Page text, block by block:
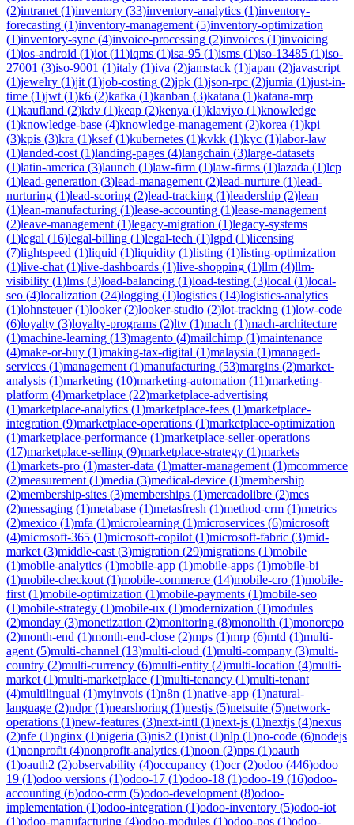
(2)intranet (1)inventory (33)inventory-analytics (1)inventory-
forecasting (1)inventory-management (5)inventory-optimization
(1)inventory-sync (4)invoice-processing (2)invoices (1)invoicing
(1)ios-android (1)iot (11)iqms (1)isa-95 (1)isms (1)iso-13485 (1)iso-
27001 (3)iso-9001 (1)italy (1)iva (2)jamstack (1)japan (2)javascript
(1)jewelry (1)jit (1)job-costing (2)jpk (1)json-rpc (2)jumia (1)just-in-
time (1)jwt (1)k6 (2)kafka (1)kanban (3)katana (1)katana-mrp
(1)kaufland (2)kdv (1)keap (2)kenya (1)klaviyo (1)knowledge
(1)knowledge-base (4)knowledge-management (2)korea (1)kpi
(3)kpis (3)kra (1)ksef(1)kubernetes (1)kvkk (1)kyc (1)labor-law
(1)landed-cost (1)landing-pages (4)langchain (3)large-datasets
(1)latin-america (3)launch (1)law-firm (1)law-firms (1)lazada (1)lcp
(1)lead-generation (3)lead-management (2)lead-nurture (1)lead-
nurturing (1)lead-scoring (2)lead-tracking (1)leadership (2)lean
(1)lean-manufacturing (1)lease-accounting (1)lease-management
(2)leave-management (1)legacy-migration (1)legacy-systems
(1)legal (16)legal-billing (1)legal-tech (1)lgpd (1)licensing
(7)lightspeed (1)liquid (1)liquidity (1)listing (1)listing-optimization
(1)live-chat (1)live-dashboards (1)live-shopping (1)llm (4)llm-
visibility (1)lms (3)load-balancing (1)load-testing (3)local (1)local-
seo (4)localization (24)logging (1)logistics (14)logistics-analytics
(1)lohnsteuer(1)looker(2)looker-studio (2)lot-tracking (1)low-code
(6)loyalty (3)loyalty-programs (2)ltv (1)mach (1)mach-architecture
(1)machine-learning (13)magento (4)mailchimp (1)maintenance
(4)make-or-buy (1)making-tax-digital (1)malaysia (1)managed-
services (1)management (1)manufacturing (53)margins (2)market-
analysis (1)marketing (10)marketing-automation (11)marketing-
platform (4)marketplace (22)marketplace-advertising
(1)marketplace-analytics (1)marketplace-fees (1)marketplace-
integration (9)marketplace-operations (1)marketplace-optimization
(1)marketplace-performance (1)marketplace-seller-operations
(17)marketplace-selling (9)marketplace-strategy (1)markets
(1)markets-pro (1)master-data (1)matter-management (1)mcommerce
(2)measurement (1)media (3)medical-device (1)membership
(2)membership-sites (3)memberships (1)mercadolibre (2)mes
(2)messaging (1)metabase (1)metasfresh (1)method-crm (1)metrics
(2)mexico (1)mfa (1)microlearning (1)microservices (6)microsoft
(4)microsoft-365 (1)microsoft-copilot (1)microsoft-fabric (3)mid-
market (3)middle-east (3)migration (29)migrations (1)mobile
(1)mobile-analytics (1)mobile-app (1)mobile-apps (1)mobile-bi
(1)mobile-checkout (1)mobile-commerce (14)mobile-cro (1)mobile-
first (1)mobile-optimization (1)mobile-payments (1)mobile-seo
(1)mobile-strategy (1)mobile-ux (1)modernization (1)modules
(2)monday (3)monetization (2)monitoring (8)monolith (1)monorepo
(2)month-end (1)month-end-close (2)mps (1)mrp (6)mtd (1)multi-
agent (5)multi-channel (13)multi-cloud (1)multi-company (3)multi-
country (2)multi-currency (6)multi-entity (2)multi-location (4)multi-
market (1)multi-marketplace (1)multi-tenancy (1)multi-tenant
(4)multilingual (1)myinvois (1)n8n (1)native-app (1)natural-
language (2)ndpr(1)nearshoring (1)nestjs (5)netsuite (5)network-
operations (1)new-features (3)next-intl (1)next-js (1)nextjs (4)nexus
(2)nfe (1)nginx (1)nigeria (3)nis2 (1)nist (1)nlp (1)no-code (6)nodejs
(1)nonprofit (4)nonprofit-analytics (1)noon (2)nps (1)oauth
(1)oauth2 (2)observability (4)occupancy (1)ocr(2)odoo (446)odoo
19 (1)odoo versions (1)odoo-17 (1)odoo-18 (1)odoo-19 (16)odoo-
accounting (6)odoo-crm (5)odoo-development (8)odoo-
implementation (1)odoo-integration (1)odoo-inventory (5)odoo-iot
(1)odoo-manufacturing (4)odoo-modules (1)odoo-pos (1)odoo-